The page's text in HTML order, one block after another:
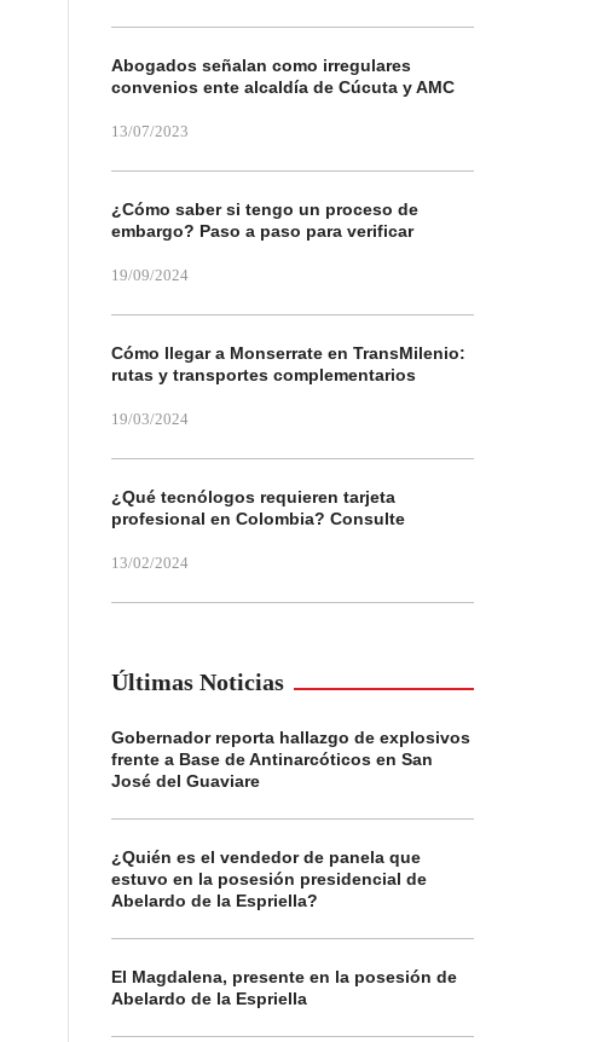
Abogados señalan como irregulares
convenios ente alcaldía de Cúcuta y AMC
13/07/2023
¿Cómo saber si tengo un proceso de
embargo? Paso a paso para verificar
19/09/2024
Cómo llegar a Monserrate en TransMilenio:
rutas y transportes complementarios
19/03/2024
¿Qué tecnólogos requieren tarjeta
profesional en Colombia? Consulte
13/02/2024
Últimas Noticias
Gobernador reporta hallazgo de explosivos
frente a Base de Antinarcóticos en San
José del Guaviare
¿Quién es el vendedor de panela que
estuvo en la posesión presidencial de
Abelardo de la Espriella?
El Magdalena, presente en la posesión de
Abelardo de la Espriella